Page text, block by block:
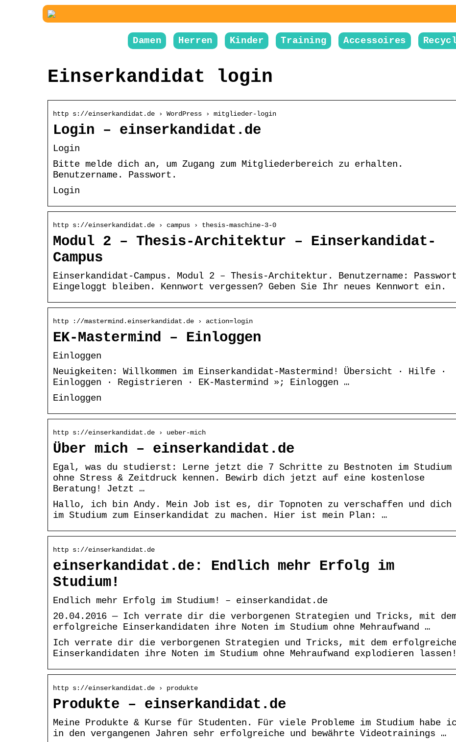
Damen Herren Kinder Training Accessoires
Einserkandidat login
http s://einserkandidat.de › WordPress › mitglieder-login
Login – einserkandidat.de
Login
Bitte melde dich an, um Zugang zum Mitgliederbereich zu erhalten.
Benutzername. Passwort.
Login
http s://einserkandidat.de › campus › thesis-maschine-3-0
Modul 2 – Thesis-Architektur – Einserkandidat-
Campus
Einserkandidat-Campus. Modul 2 – Thesis-Architektur. Benutzername:
Eingeloggt bleiben. Kennwort vergessen? Geben Sie Ihr neues Kennwort ein.
http ://mastermind.einserkandidat.de › action=login
EK-Mastermind – Einloggen
Einloggen
Neuigkeiten: Willkommen im Einserkandidat-Mastermind! Übersicht · Hilfe ·
Einloggen · Registrieren · EK-Mastermind »; Einloggen …
Einloggen
http s://einserkandidat.de › ueber-mich
Über mich – einserkandidat.de
Egal, was du studierst: Lerne jetzt die 7 Schritte zu Bestnoten im Studium
ohne Stress & Zeitdruck kennen. Bewirb dich jetzt auf eine kostenlose
Beratung! Jetzt …
Hallo, ich bin Andy. Mein Job ist es, dir Topnoten zu verschaffen und dich
im Studium zum Einserkandidat zu machen. Hier ist mein Plan: …
http s://einserkandidat.de
einserkandidat.de: Endlich mehr Erfolg im
Studium!
Endlich mehr Erfolg im Studium! – einserkandidat.de
20.04.2016 — Ich verrate dir die verborgenen Strategien und Tricks, mit
erfolgreiche Einserkandidaten ihre Noten im Studium ohne Mehraufwand …
Ich verrate dir die verborgenen Strategien und Tricks, mit dem
Einserkandidaten ihre Noten im Studium ohne Mehraufwand explodieren lassen!
http s://einserkandidat.de › produkte
Produkte – einserkandidat.de
Meine Produkte & Kurse für Studenten. Für viele Probleme im Studium habe
in den vergangenen Jahren sehr erfolgreiche und bewährte Videotrainings …